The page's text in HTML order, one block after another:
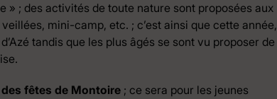
» ; des activités de toute nature sont proposées aux
mini-camp, etc. ; c’est ainsi que cette année,
tandis que les plus âgés se sont vu proposer de
fêtes de Montoire ; ce sera pour les jeunes